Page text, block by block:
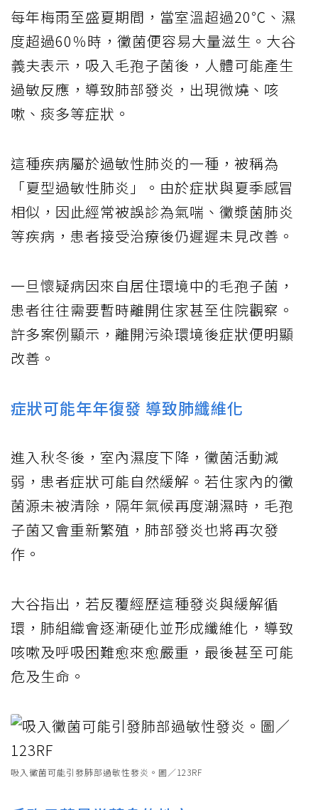
每年梅雨至盛夏期間，當室溫超過20℃、濕
度超過60％時，黴菌便容易大量滋生。大谷
義夫表示，吸入毛孢子菌後，人體可能產生
過敏反應，導致肺部發炎，出現微燒、咳
嗽、痰多等症狀。
這種疾病屬於過敏性肺炎的一種，被稱為
「夏型過敏性肺炎」。由於症狀與夏季感冒
相似，因此經常被誤診為氣喘、黴漿菌肺炎
等疾病，患者接受治療後仍遲遲未見改善。
一旦懷疑病因來自居住環境中的毛孢子菌，
患者往往需要暫時離開住家甚至住院觀察。
許多案例顯示，離開污染環境後症狀便明顯
改善。
症狀可能年年復發 導致肺纖維化
進入秋冬後，室內濕度下降，黴菌活動減
弱，患者症狀可能自然緩解。若住家內的黴
菌源未被清除，隔年氣候再度潮濕時，毛孢
子菌又會重新繁殖，肺部發炎也將再次發
作。
大谷指出，若反覆經歷這種發炎與緩解循
環，肺組織會逐漸硬化並形成纖維化，導致
咳嗽及呼吸困難愈來愈嚴重，最後甚至可能
危及生命。
吸入黴菌可能引發肺部過敏性發炎。圖／123RF